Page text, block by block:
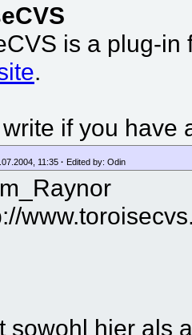
is a plug-
.
if you have
11:35 · Edited by: Odin
sowohl hier als